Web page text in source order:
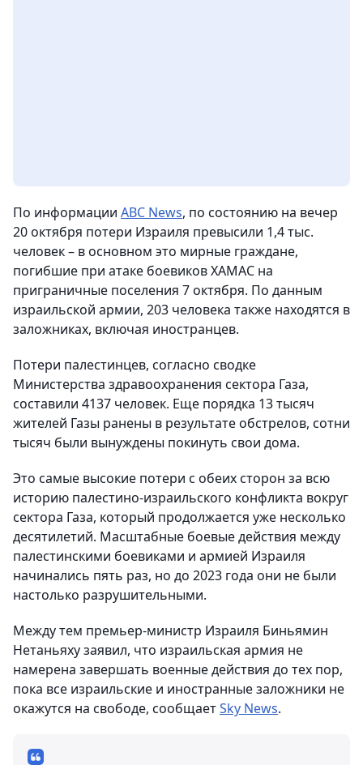
По информации ABC News, по состоянию на вечер
20 октября потери Израиля превысили 1,4 тыс.
человек – в основном это мирные граждане,
погибшие при атаке боевиков ХАМАС на
приграничные поселения 7 октября. По данным
израильской армии, 203 человека также находятся в
заложниках, включая иностранцев.
Потери палестинцев, согласно сводке
Министерства здравоохранения сектора Газа,
составили 4137 человек. Еще порядка 13 тысяч
жителей Газы ранены в результате обстрелов, сотни
тысяч были вынуждены покинуть свои дома.
Это самые высокие потери с обеих сторон за всю
историю палестино-израильского конфликта вокруг
сектора Газа, который продолжается уже несколько
десятилетий. Масштабные боевые действия между
палестинскими боевиками и армией Израиля
начинались пять раз, но до 2023 года они не были
настолько разрушительными.
Между тем премьер-министр Израиля Биньямин
Нетаньяху заявил, что израильская армия не
намерена завершать военные действия до тех пор,
пока все израильские и иностранные заложники не
окажутся на свободе, сообщаетSky News.